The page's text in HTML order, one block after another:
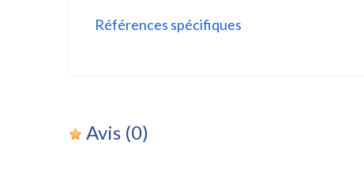
Références spécifiques
Avis (0)